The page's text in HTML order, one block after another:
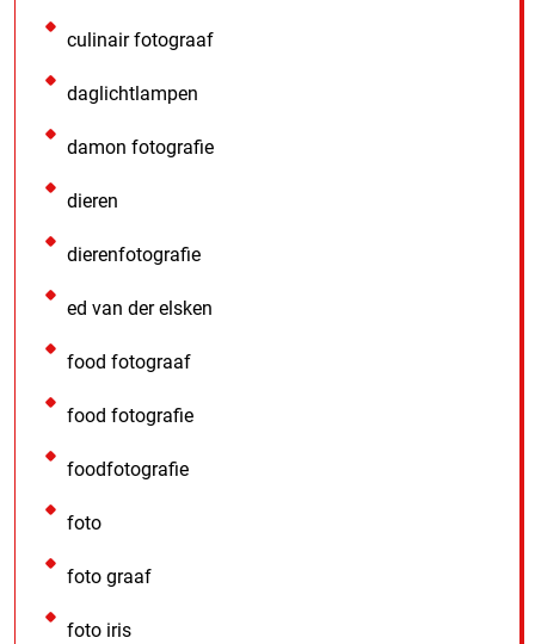
culinair fotograaf
daglichtlampen
damon fotografie
dieren
dierenfotografie
ed van der elsken
food fotograaf
food fotografie
foodfotografie
foto
foto graaf
foto iris